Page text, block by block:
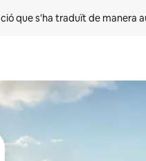
que s'ha traduït de manera